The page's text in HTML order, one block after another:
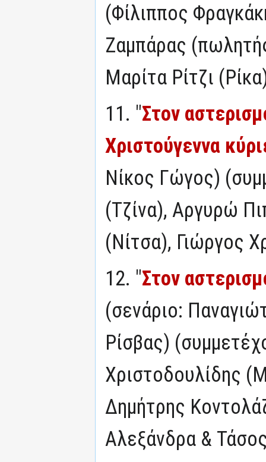
(Φίλιππος
Ζαμπάρας
Μαρίτα Ρίτζι
11. "Στον
Χριστούγεννα
Νίκος Γώγος)
(Τζίνα), Αργυρώ
(Νίτσα), Γιώργος
12. "Στον
(σενάριο:
Ρίσβας)
Χριστοδουλίδης
Δημήτρης
Αλεξάνδρα &